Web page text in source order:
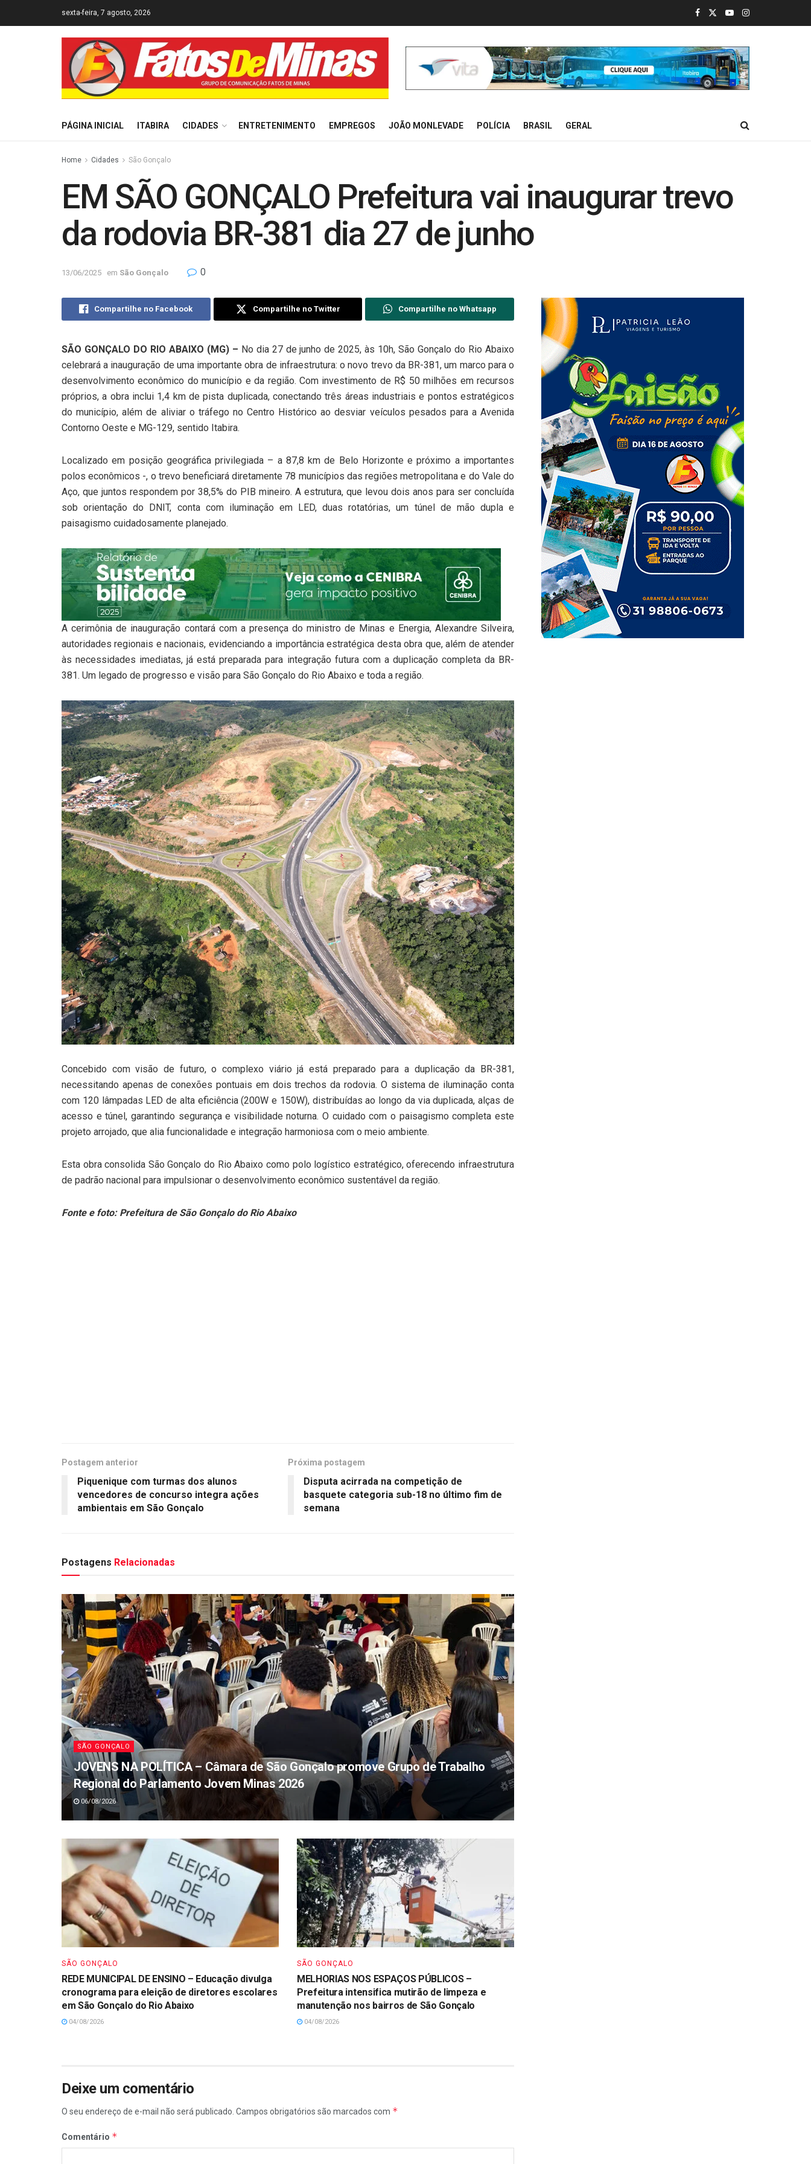
sexta-feira, 7 agosto, 2026
PÁGINA INICIAL ITABIRA CIDADES ENTRETENIMENTO EMPREGOS JOÃO MONLEVADE POLÍCIA BRASIL GERAL
Home Cidades São Gonçalo
EM SÃO GONÇALO Prefeitura vai inaugurar trevo
da rodovia BR-381 dia 27 de junho
13/06/2025 em São Gonçalo 0
Compartilhe no Facebook Compartilhe no Twitter Compartilhe no Whatsapp
SÃO GONÇALO DO RIO ABAIXO (MG) – No dia 27 de junho de 2025, às 10h, São Gonçalo do Rio Abaixo
celebrará a inauguração de uma importante obra de infraestrutura: o novo trevo da BR-381, um marco para o
desenvolvimento econômico do município e da região. Com investimento de R$ 50 milhões em recursos
próprios, a obra inclui 1,4 km de pista duplicada, conectando três áreas industriais e pontos estratégicos
do município, além de aliviar o tráfego no Centro Histórico ao desviar veículos pesados para a Avenida
Contorno Oeste e MG-129, sentido Itabira.
Localizado em posição geográfica privilegiada – a 87,8 km de Belo Horizonte e próximo a importantes
polos econômicos -, o trevo beneficiará diretamente 78 municípios das regiões metropolitana e do Vale do
Aço, que juntos respondem por 38,5% do PIB mineiro. A estrutura, que levou dois anos para ser concluída
sob orientação do DNIT, conta com iluminação em LED, duas rotatórias, um túnel de mão dupla e
paisagismo cuidadosamente planejado.
A cerimônia de inauguração contará com a presença do ministro de Minas e Energia, Alexandre Silveira,
autoridades regionais e nacionais, evidenciando a importância estratégica desta obra que, além de atender
às necessidades imediatas, já está preparada para integração futura com a duplicação completa da BR-
381. Um legado de progresso e visão para São Gonçalo do Rio Abaixo e toda a região.
Concebido com visão de futuro, o complexo viário já está preparado para a duplicação da BR-381,
necessitando apenas de conexões pontuais em dois trechos da rodovia. O sistema de iluminação conta
com 120 lâmpadas LED de alta eficiência (200W e 150W), distribuídas ao longo da via duplicada, alças de
acesso e túnel, garantindo segurança e visibilidade noturna. O cuidado com o paisagismo completa este
projeto arrojado, que alia funcionalidade e integração harmoniosa com o meio ambiente.
Esta obra consolida São Gonçalo do Rio Abaixo como polo logístico estratégico, oferecendo infraestrutura
de padrão nacional para impulsionar o desenvolvimento econômico sustentável da região.
Fonte e foto: Prefeitura de São Gonçalo do Rio Abaixo
Postagem anterior
Piquenique com turmas dos alunos
vencedores de concurso integra ações
ambientais em São Gonçalo
Próxima postagem
Disputa acirrada na competição de
basquete categoria sub-18 no último fim de
semana
Postagens Relacionadas
SÃO GONÇALO
JOVENS NA POLÍTICA – Câmara de São Gonçalo promove Grupo de Trabalho
Regional do Parlamento Jovem Minas 2026
06/08/2026
SÃO GONÇALO
REDE MUNICIPAL DE ENSINO – Educação divulga
cronograma para eleição de diretores escolares
em São Gonçalo do Rio Abaixo
04/08/2026
SÃO GONÇALO
MELHORIAS NOS ESPAÇOS PÚBLICOS –
Prefeitura intensifica mutirão de limpeza e
manutenção nos bairros de São Gonçalo
04/08/2026
Deixe um comentário
O seu endereço de e-mail não será publicado. Campos obrigatórios são marcados com *
Comentário *